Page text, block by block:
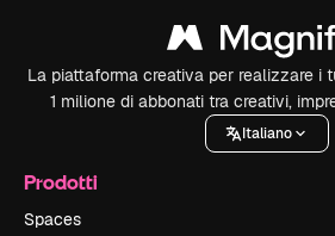
La piattaforma creativa per realizzare i
1 milione di abbonati tra creativi,
Italiano
Prodotti
Spaces